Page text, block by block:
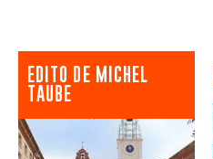
EDITO DE MICHEL
TAUBE